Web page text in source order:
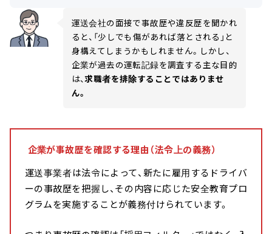
運送会社の面接で事故歴や違反歴を聞かれ
ると、「少しでも傷があれば落とされる」と
身構えてしまうかもしれません。しかし、
企業が過去の運転記録を調査する主な目的
は、求職者を排除することではありませ
ん。
企業が事故歴を確認する理由（法令上の義務）
運送事業者は法令によって、新たに雇用するドライバ
ーの事故歴を把握し、その内容に応じた安全教育プロ
グラムを実施することが義務付けられています。